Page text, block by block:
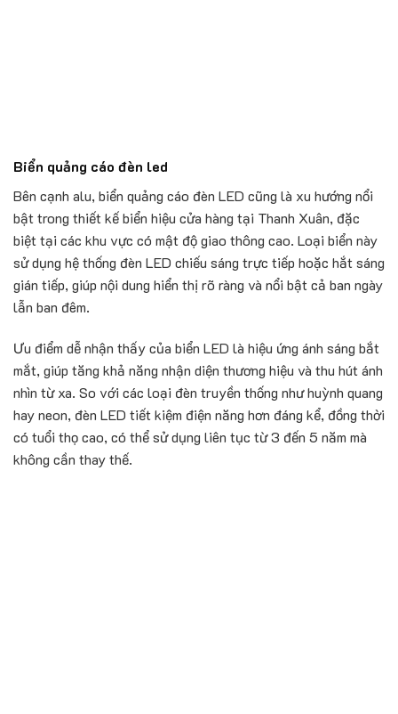
Biển quảng cáo đèn led
Bên cạnh alu, biển quảng cáo đèn LED cũng là xu hướng nổi
bật trong thiết kế biển hiệu cửa hàng tại Thanh Xuân, đặc
biệt tại các khu vực có mật độ giao thông cao. Loại biển này
sử dụng hệ thống đèn LED chiếu sáng trực tiếp hoặc hắt sáng
gián tiếp, giúp nội dung hiển thị rõ ràng và nổi bật cả ban ngày
lẫn ban đêm.
Ưu điểm dễ nhận thấy của biển LED là hiệu ứng ánh sáng bắt
mắt, giúp tăng khả năng nhận diện thương hiệu và thu hút ánh
nhìn từ xa. So với các loại đèn truyền thống như huỳnh quang
hay neon, đèn LED tiết kiệm điện năng hơn đáng kể, đồng thời
có tuổi thọ cao, có thể sử dụng liên tục từ 3 đến 5 năm mà
không cần thay thế.